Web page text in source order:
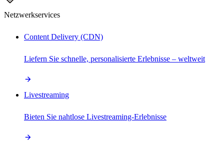
Netzwerkservices
Content Delivery (CDN)
Liefern Sie schnelle, personalisierte Erlebnisse – weltweit
Livestreaming
Bieten Sie nahtlose Livestreaming-Erlebnisse